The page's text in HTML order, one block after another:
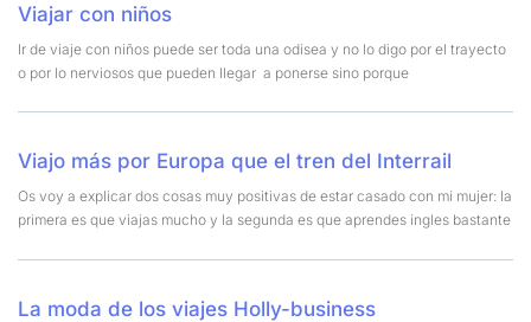
Viajar con niños
Ir de viaje con niños puede ser toda una odisea y no lo digo por el trayecto
o por lo nerviosos que pueden llegar a ponerse sino porque
Viajo más por Europa que el tren del Interrail
Os voy a explicar dos cosas muy positivas de estar casado con mi mujer: la
primera es que viajas mucho y la segunda es que aprendes ingles bastante
La moda de los viajes Holly-business